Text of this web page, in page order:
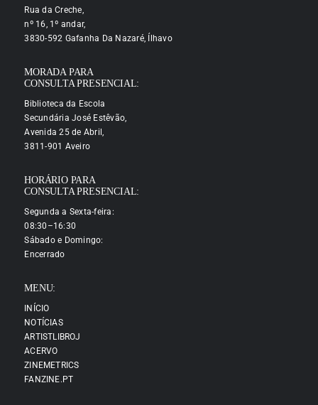
Rua da Creche,
nº 16, 1º andar,
3830-592 Gafanha Da Nazaré, Ílhavo
MORADA PARA
CONSULTA PRESENCIAL:
Biblioteca da Escola
Secundária José Estêvão,
Avenida 25 de Abril,
3811-901 Aveiro
HORÁRIO PARA
CONSULTA PRESENCIAL:
Segunda a Sexta-feira:
08:30–16:30
Sábado e Domingo:
Encerrado
MENU:
INÍCIO
NOTÍCIAS
ARTISTLIBROJ
ACERVO
ZINEMETRICS
FANZINE.PT